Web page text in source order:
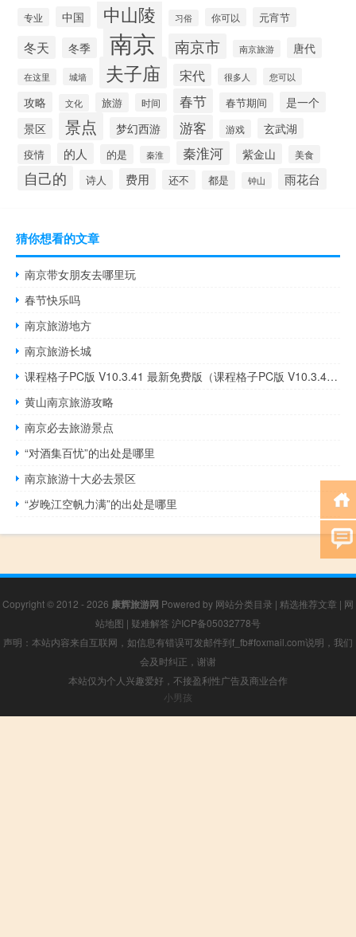
专业 中国 中山陵 习俗 你可以 元宵节
冬天 冬季 南京 南京市 南京旅游 唐代
在这里 城墙 夫子庙 宋代 很多人 您可以
攻略 文化 旅游 时间 春节 春节期间
是一个
景区
景点 梦幻西游 游客 游戏 玄武湖
疫情 的人 的是 秦淮 秦淮河 紫金山 美食
自己的 诗人 费用 还不 都是 钟山 雨花台
猜你想看的文章
南京带女朋友去哪里玩
春节快乐吗
南京旅游地方
南京旅游长城
课程格子PC版 V10.3.41 最新免费版（课程格子PC版 V10.3.41 最新免费版功能简介）
黄山南京旅游攻略
南京必去旅游景点
“对酒集百忧”的出处是哪里
南京旅游十大必去景区
“岁晚江空帆力满”的出处是哪里
Copyright © 2012 - 2026 康辉旅游网 Powered by 网站分类目录 | 精选推荐文章 | 网
站地图 | 疑难解答 沪ICP备05032778号
声明：本站内容来自互联网，如信息有错误可发邮件到f_fb#foxmail.com说明，我们
会及时纠正，谢谢
本站仅为个人兴趣爱好，不接盈利性广告及商业合作
小男孩